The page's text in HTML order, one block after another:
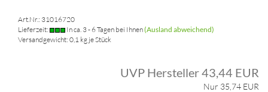
Art.Nr.: 31016720
Lieferzeit:
In ca. 3 - 6 Tagen bei Ihnen(Ausland abweichend)
Versandgewicht: 0,1 kg je Stück
UVP Hersteller 43,44 EUR
Nur 35,74 EUR